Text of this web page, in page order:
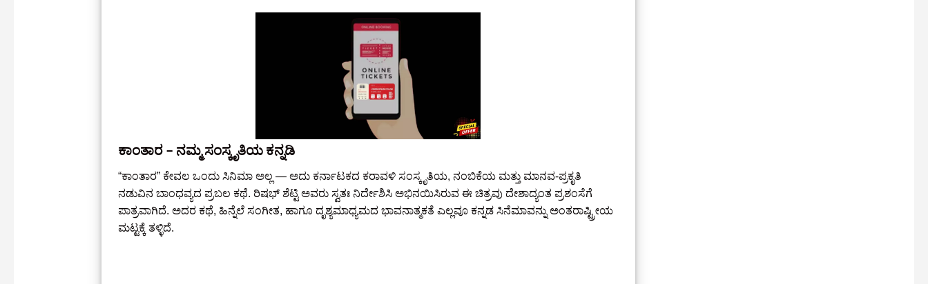
ಕಾಂತಾರ – ನಮ್ಮ ಸಂಸ್ಕೃತಿಯ ಕನ್ನಡಿ
“ಕಾಂತಾರ” ಕೇವಲ ಒಂದು ಸಿನಿಮಾ ಅಲ್ಲ — ಅದು ಕರ್ನಾಟಕದ ಕರಾವಳಿ ಸಂಸ್ಕೃತಿಯ, ನಂಬಿಕೆಯ ಮತ್ತು ಮಾನವ-ಪ್ರಕೃತಿ
ನಡುವಿನ ಬಾಂಧವ್ಯದ ಪ್ರಬಲ ಕಥೆ. ರಿಷಭ್ ಶೆಟ್ಟಿ ಅವರು ಸ್ವತಃ ನಿರ್ದೇಶಿಸಿ ಅಭಿನಯಿಸಿರುವ ಈ ಚಿತ್ರವು ದೇಶಾದ್ಯಂತ ಪ್ರಶಂಸೆಗೆ
ಪಾತ್ರವಾಗಿದೆ. ಅದರ ಕಥೆ, ಹಿನ್ನೆಲೆ ಸಂಗೀತ, ಹಾಗೂ ದೃಶ್ಯಮಾಧ್ಯಮದ ಭಾವನಾತ್ಮಕತೆ ಎಲ್ಲವೂ ಕನ್ನಡ ಸಿನೆಮಾವನ್ನು ಅಂತರಾಷ್ಟ್ರೀಯ
ಮಟ್ಟಕ್ಕೆ ತಳ್ಳಿದೆ.